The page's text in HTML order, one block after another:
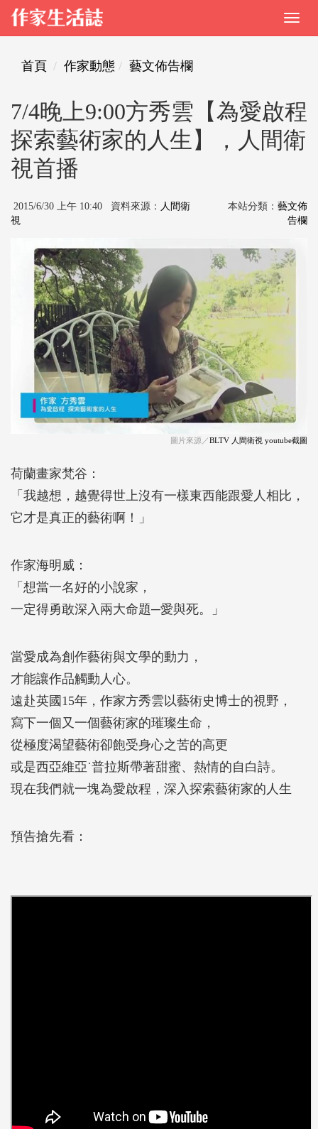
首頁 作家動態 藝文佈告欄
7/4晚上9:00方秀雲【為愛啟程
探索藝術家的人生】，人間衛
視首播
2015/6/30 上午 10:40 資料來源： 人間衛
視
本站分類： 藝文佈
告欄
圖片來源／BLTV 人間衛視 youtube截圖
荷蘭畫家梵谷：
「我越想，越覺得世上沒有一樣東西能跟愛人相比，
它才是真正的藝術啊！」
作家海明威：
「想當一名好的小說家，
一定得勇敢深入兩大命題─愛與死。」
當愛成為創作藝術與文學的動力，
才能讓作品觸動人心。
遠赴英國15年，作家方秀雲以藝術史博士的視野，
寫下一個又一個藝術家的璀璨生命，
從極度渴望藝術卻飽受身心之苦的高更
或是西亞維亞˙普拉斯帶著甜蜜、熱情的自白詩。
現在我們就一塊為愛啟程，深入探索藝術家的人生
預告搶先看：